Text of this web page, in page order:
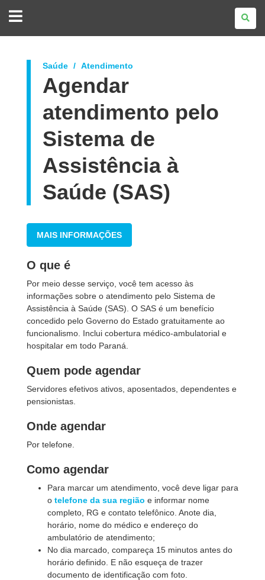
DO
Saúde Atendimento
Agendar
atendimento pelo
Sistema de
Assistência à
Saúde (SAS)
MAIS INFORMAÇÕES
O que é
Por meio desse serviço, você tem acesso às
informações sobre o atendimento pelo Sistema de
Assistência à Saúde (SAS). O SAS é um benefício
concedido pelo Governo do Estado gratuitamente ao
funcionalismo. Inclui cobertura médico-ambulatorial e
hospitalar em todo Paraná.
Quem pode agendar
Servidores efetivos ativos, aposentados, dependentes e
pensionistas.
Onde agendar
Por telefone.
Como agendar
Para marcar um atendimento, você deve ligar para
o telefone da sua região e informar nome
completo, RG e contato telefônico. Anote dia,
horário, nome do médico e endereço do
ambulatório de atendimento;
No dia marcado, compareça 15 minutos antes do
horário definido. E não esqueça de trazer
documento de identificação com foto.